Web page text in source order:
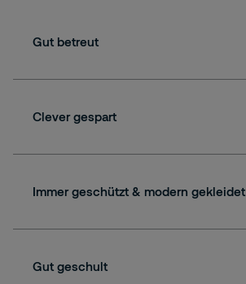
Gut betreut
Clever gespart
Immer geschützt & modern gekleidet
Gut geschult